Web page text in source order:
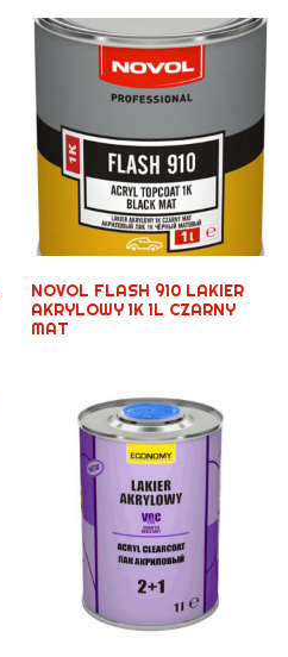
NOVOL FLASH 910 LAKIER
AKRYLOWY 1K 1L CZARNY
MAT